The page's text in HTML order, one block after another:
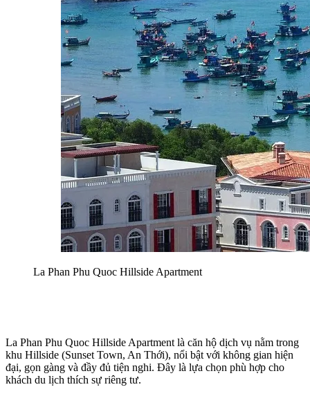
La Phan Phu Quoc Hillside Apartment
La Phan Phu Quoc Hillside Apartment là căn hộ dịch vụ nằm trong
khu Hillside (Sunset Town, An Thới), nổi bật với không gian hiện
đại, gọn gàng và đầy đủ tiện nghi. Đây là lựa chọn phù hợp cho
khách du lịch thích sự riêng tư.